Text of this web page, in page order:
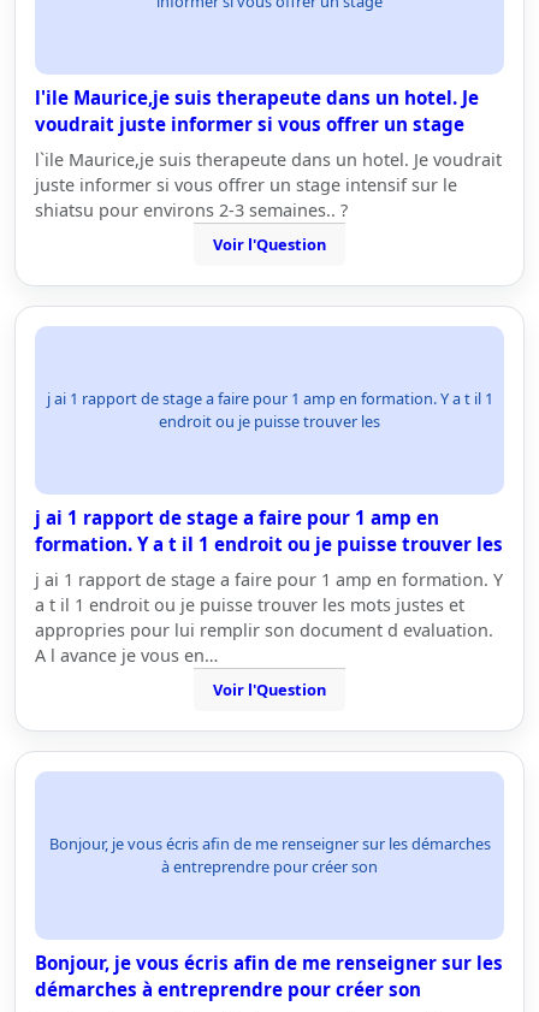
l'ile Maurice,je suis therapeute dans un hotel. Je
voudrait juste informer si vous offrer un stage
l`ile Maurice,je suis therapeute dans un hotel. Je voudrait
juste informer si vous offrer un stage intensif sur le
shiatsu pour environs 2-3 semaines.. ?
Voir l'Question
j ai 1 rapport de stage a faire pour 1 amp en formation. Y a t il 1
endroit ou je puisse trouver les
j ai 1 rapport de stage a faire pour 1 amp en
formation. Y a t il 1 endroit ou je puisse trouver les
j ai 1 rapport de stage a faire pour 1 amp en formation. Y
a t il 1 endroit ou je puisse trouver les mots justes et
appropries pour lui remplir son document d evaluation.
A l avance je vous en…
Voir l'Question
Bonjour, je vous écris afin de me renseigner sur les démarches
à entreprendre pour créer son
Bonjour, je vous écris afin de me renseigner sur les
démarches à entreprendre pour créer son